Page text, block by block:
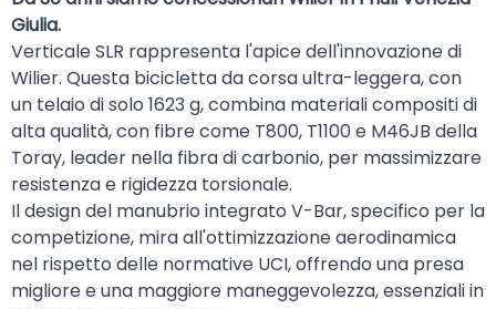
Giulia.
Verticale SLR rappresenta l'apice dell'innovazione di
Wilier. Questa bicicletta da corsa ultra-leggera, con
un telaio di solo 1623 g, combina materiali compositi di
alta qualità, con fibre come T800, T1100 e M46JB della
Toray, leader nella fibra di carbonio, per massimizzare
resistenza e rigidezza torsionale.
Il design del manubrio integrato V-Bar, specifico per la
competizione, mira all'ottimizzazione aerodinamica
nel rispetto delle normative UCI, offrendo una presa
migliore e una maggiore maneggevolezza, essenziali in